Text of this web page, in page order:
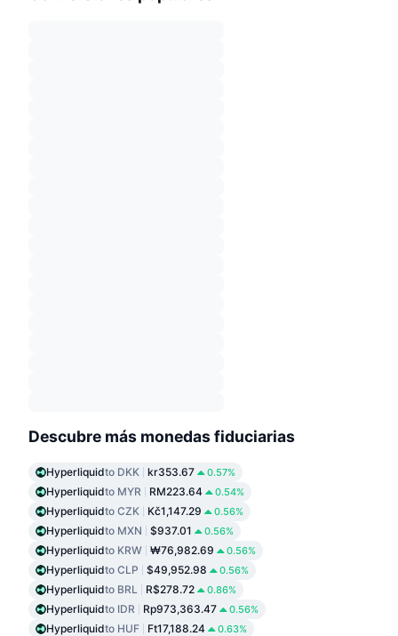
Descubre más monedas fiduciarias
Hyperliquidto DKK kr353.67 0.57%
Hyperliquidto MYR RM223.64 0.54%
Hyperliquidto CZK Kč1,147.29 0.56%
Hyperliquidto MXN $937.01 0.56%
Hyperliquidto KRW ₩76,982.69 0.56%
Hyperliquidto CLP $49,952.98 0.56%
Hyperliquidto BRL R$278.72 0.86%
Hyperliquidto IDR Rp973,363.47 0.56%
Hyperliquidto HUF Ft17,188.24 0.63%